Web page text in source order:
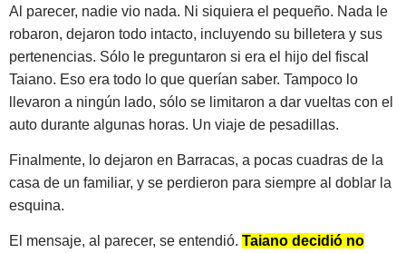
Al parecer, nadie vio nada. Ni siquiera el pequeño. Nada le
robaron, dejaron todo intacto, incluyendo su billetera y sus
pertenencias. Sólo le preguntaron si era el hijo del fiscal
Taiano. Eso era todo lo que querían saber. Tampoco lo
llevaron a ningún lado, sólo se limitaron a dar vueltas con el
auto durante algunas horas. Un viaje de pesadillas.
Finalmente, lo dejaron en Barracas, a pocas cuadras de la
casa de un familiar, y se perdieron para siempre al doblar la
esquina.
El mensaje, al parecer, se entendió. Taiano decidió no